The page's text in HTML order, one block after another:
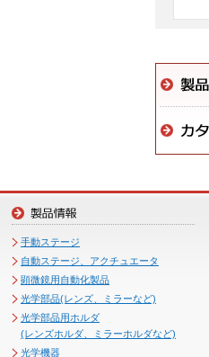
手動ステージ
自動ステージ、アクチュエータ
顕微鏡用自動化製品
光学部品(レンズ、ミラーなど)
光学部品用ホルダ
(レンズホルダ、ミラーホルダなど)
光学機器